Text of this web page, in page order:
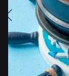
Previous